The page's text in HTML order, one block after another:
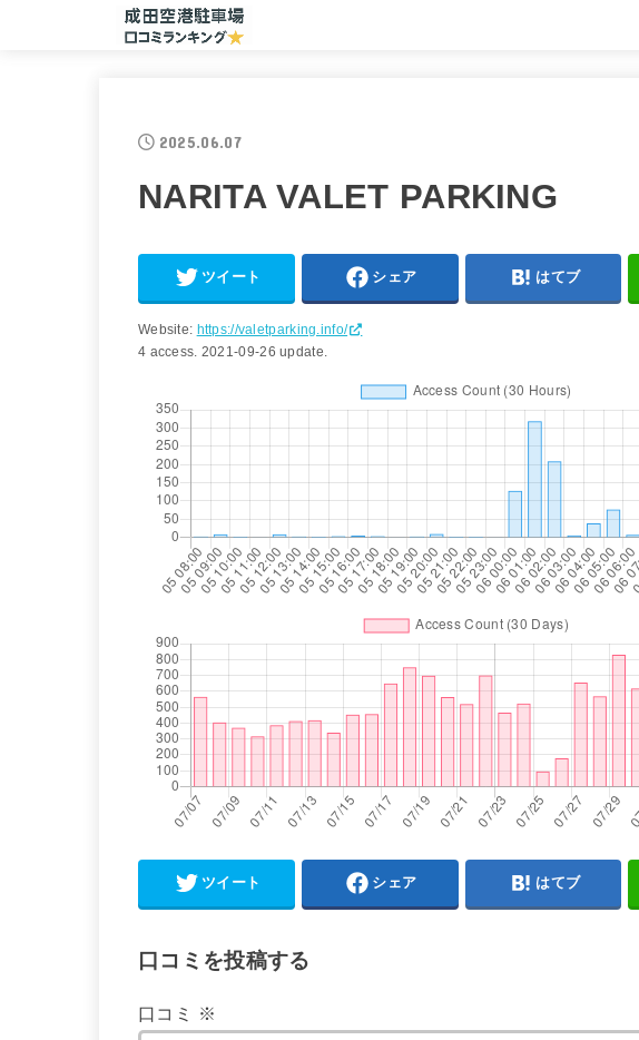
2025.06.07
NARITA VALET PARKING
ツイート シェア はてブ
Website: https://valetparking.info/
4 access. 2021-09-26 update.
ツイート シェア はてブ
口コミを投稿する
口コミ ※